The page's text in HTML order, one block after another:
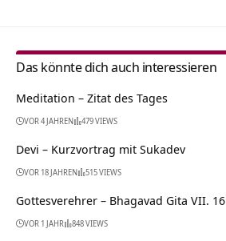
Das könnte dich auch interessieren
Meditation – Zitat des Tages
VOR 4 JAHREN 479 VIEWS
Devi – Kurzvortrag mit Sukadev
VOR 18 JAHREN 515 VIEWS
Gottesverehrer – Bhagavad Gita VII. 16
VOR 1 JAHR 848 VIEWS